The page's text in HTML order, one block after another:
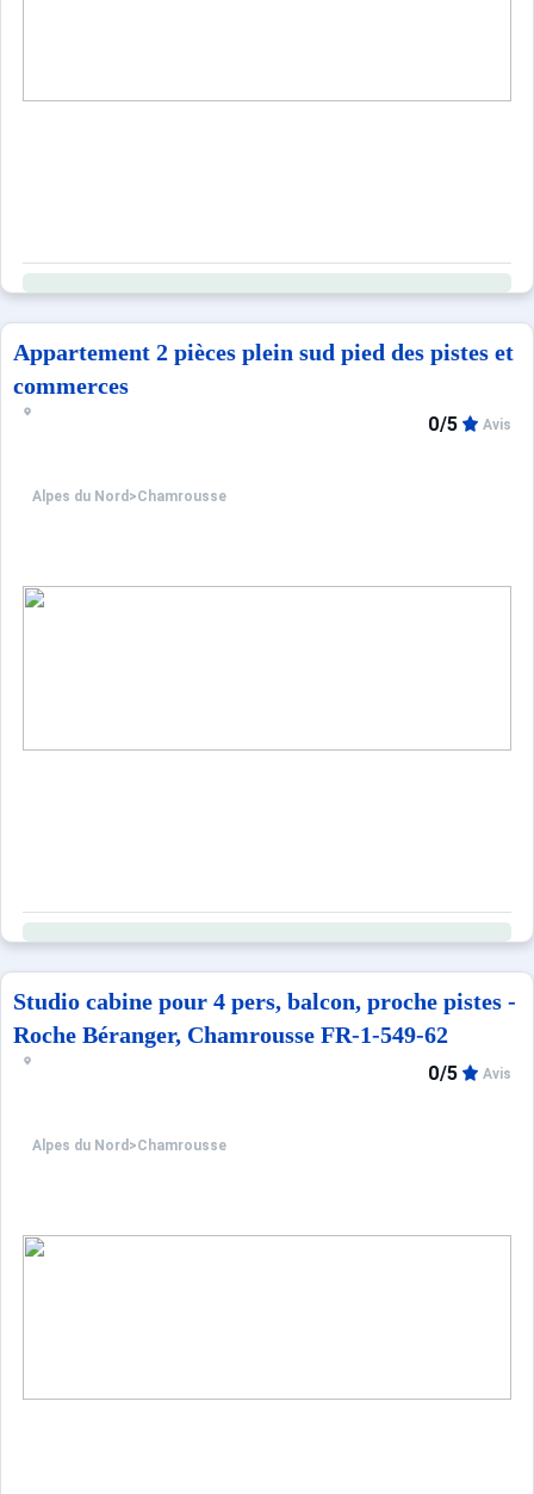
Appartement 2 pièces plein sud pied des pistes et
commerces
Alpes du Nord >Chamrousse
0/5 Avis
Studio cabine pour 4 pers, balcon, proche pistes -
Roche Béranger, Chamrousse FR-1-549-62
Alpes du Nord >Chamrousse
0/5 Avis